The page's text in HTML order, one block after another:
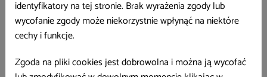
Żądanie musi zawierać:
wskazanie strony lub elementu strony, której dotyczy
identyfikatory na tej stronie. Brak wyrażenia zgody lub
wycofanie zgody może niekorzystnie wpłynąć na niektóre
cechy i funkcje.
Zgoda na pliki cookies jest dobrowolna i można ją wycofać